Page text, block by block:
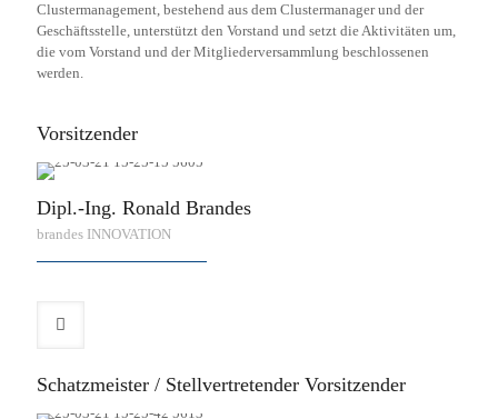
Clustermanagement, bestehend aus dem Clustermanager und der
Geschäftsstelle, unterstützt den Vorstand und setzt die Aktivitäten um,
die vom Vorstand und der Mitgliederversammlung beschlossenen
werden.
Vorsitzender
Dipl.-Ing. Ronald Brandes
brandes INNOVATION
Schatzmeister / Stellvertretender Vorsitzender